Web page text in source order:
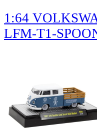
1:64
LFM-T1-